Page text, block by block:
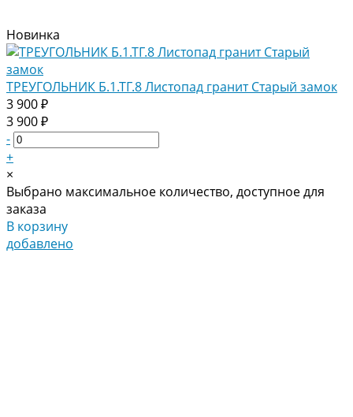
Новинка
ТРЕУГОЛЬНИК Б.1.ТГ.8 Листопад гранит Старый замок
3 900 ₽
3 900 ₽
-
+
×
Выбрано максимальное количество, доступное для
заказа
В корзину
добавлено